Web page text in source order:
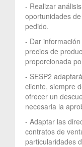
- Realizar
oportunidades
pedido.
- Dar
precios de
proporcionada
- SESP2
cliente, siempre
ofrecer un
necesaria la
- Adaptar las
contratos de
particularidades